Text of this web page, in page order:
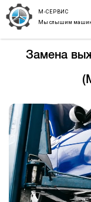
М-СЕРВИС
Мы слышим
Замена